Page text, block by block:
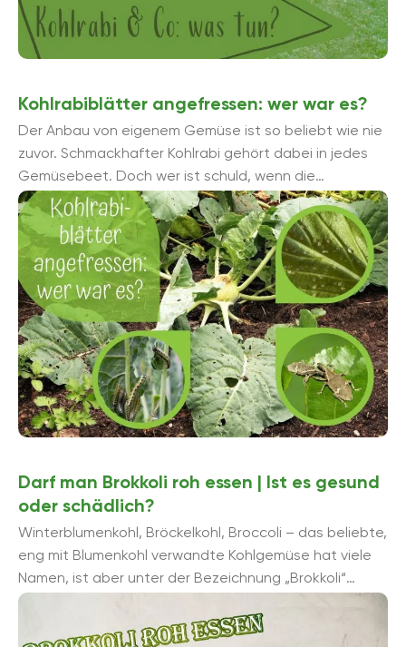
Kohlrabiblätter angefressen: wer war es?
Der Anbau von eigenem Gemüse ist so beliebt wie nie
zuvor. Schmackhafter Kohlrabi gehört dabei in jedes
Gemüsebeet. Doch wer ist schuld, wenn die
Kohlrabiblätter angefressen ...
Darf man Brokkoli roh essen | Ist es gesund
oder schädlich?
Winterblumenkohl, Bröckelkohl, Broccoli – das beliebte,
eng mit Blumenkohl verwandte Kohlgemüse hat viele
Namen, ist aber unter der Bezeichnung „Brokkoli“
wahrscheinlich am bekanntesten. Charakteristisch ist
der in zahlreiche Rö...